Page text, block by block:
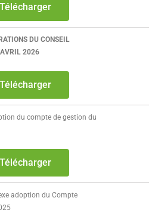
DU CONSEIL
2026
du compte de gestion du
adoption du Compte